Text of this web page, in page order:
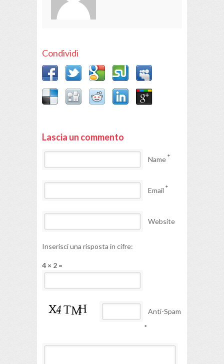
Condividi
Lascia un commento
Name*
Email *
Website
Inserisci una risposta in cifre:
4 × 2 =
Anti-Spam
*